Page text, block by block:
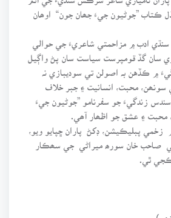
ڪتاب ”جوڻيون جيءَ جھان جون“ اوھان
ادب ۾ مزاحمتي شاعريءَ جي حوالي
سان گڏ قومپرست سياست سان پڻ واڳيل
۾ ڪڏهن بہ اصولن تي سوديبازي نہ
سونھن، محبت، انسانيت ۽ جبر خلاف
زندگيءَ جو سفرنامو ”جوڻيون جيءَ
محبت ۽ عشق جو اظھار آھي.
2007ع ۾ زخمي پبليڪيشن، ڊکڻ پاران ڇپايو ويو،
صاحب خان سورھ ميراڻي جي سھڪار
ڪجي ٿي.
)